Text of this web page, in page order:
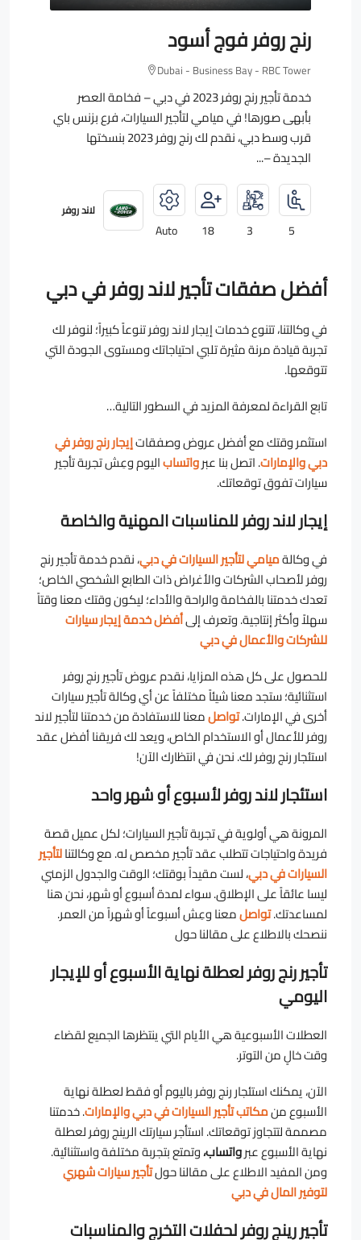
رنج روفر فوج أسود
Dubai - Business Bay - RBC Tower
خدمة تأجير رنج روفر 2023 في دبي – فخامة العصر
بأبهى صورها! في ميامي لتأجير السيارات، فرع بزنس باي
قرب وسط دبي، نقدم لك رنج روفر 2023 بنسختها
الجديدة –...
5
3
18
Auto
لاند روفر
أفضل صفقات تأجير لاند روفر في دبي
في وكالتنا، تتنوع خدمات إيجار لاند روفر تنوعاً كبيراً؛ لنوفر لك
تجربة قيادة مرنة مثيرة تلبي احتياجاتك ومستوى الجودة التي
تتوقعها.
تابع القراءة لمعرفة المزيد في السطور التالية…
استثمر وقتك مع أفضل عروض وصفقاتإيجار رنج روفر في
دبي والإمارات. اتصل بنا عبرواتساباليوم وعِش تجربة تأجير
سيارات تفوق توقعاتك.
إيجار لاند روفر للمناسبات المهنية والخاصة
في وكالةميامي لتأجير السيارات في دبي، نقدم خدمة تأجير رنج
روفر لأصحاب الشركات والأغراض ذات الطابع الشخصي الخاص؛
تعدك خدمتنا بالفخامة والراحة والأداء؛ ليكون وقتك معنا وقتاً
سهلاً وأكثر إنتاجية. وتعرف إلىأفضل خدمة إيجار سيارات
للشركات والأعمال في دبي
للحصول على كل هذه المزايا، نقدم عروض تأجير رنج روفر
استثنائية؛ ستجد معنا شيئاً مختلفاً عن أي وكالة تأجير سيارات
أخرى في الإمارات.تواصلمعنا للاستفادة من خدمتنا لتأجير لاند
روفر للأعمال أو الاستخدام الخاص، ويعد لك فريقنا أفضل عقد
استئجار رنج روفر لك. نحن في انتظارك الآن!
استئجار لاند روفر لأسبوع أو شهر واحد
المرونة هي أولوية في تجربة تأجير السيارات؛ لكل عميل قصة
فريدة واحتياجات تتطلب عقد تأجير مخصص له. مع وكالتنالتأجير
السيارات في دبي، لست مقيداً بوقتك؛ الوقت والجدول الزمني
ليسا عائقاً على الإطلاق. سواء لمدة أسبوع أو شهر، نحن هنا
لمساعدتك.تواصلمعنا وعِش أسبوعاً أو شهراً من العمر.
ننصحك بالاطلاع على مقالنا حول
تأجير رنج روفر لعطلة نهاية الأسبوع أو للإيجار
اليومي
العطلات الأسبوعية هي الأيام التي ينتظرها الجميع لقضاء
وقت خالٍ من التوتر.
الآن، يمكنك استئجار رنج روفر باليوم أو فقط لعطلة نهاية
الأسبوع منمكاتب تأجير السيارات في دبي والإمارات. خدمتنا
مصممة لتتجاوز توقعاتك. استأجر سيارتك الرينج روفر لعطلة
نهاية الأسبوع عبرواتساب،وتمتع بتجربة مختلفة واستثنائية.
ومن المفيد الاطلاع على مقالنا حولتأجير سيارات شهري
لتوفير المال في دبي
تأجير رينج روفر لحفلات التخرج والمناسبات